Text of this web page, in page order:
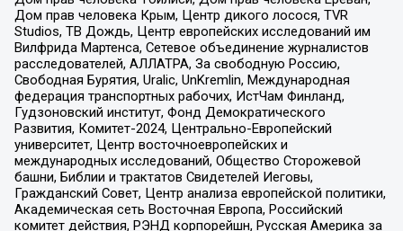
Дом прав человека Крым, Центр дикого лосося, TVR
Studios, ТВ Дождь, Центр европейских исследований им
Вилфрида Мартенса, Сетевое объединение журналистов
расследователей, АЛЛАТРА, За свободную Россию,
Свободная Бурятия, Uralic, UnKremlin, Международная
федерация транспортных рабочих, ИстЧам Финланд,
Гудзоновский институт, Фонд Демократического
Развития, Комитет-2024, Центрально-Европейский
университет, Центр восточноевропейских и
международных исследований, Общество Сторожевой
башни, Библии и трактатов Свидетелей Иеговы,
Гражданский Совет, Центр анализа европейской политики,
Академическая сеть Восточная Европа, Российский
комитет действия, РЭНД корпорейшн, Русская Америка за